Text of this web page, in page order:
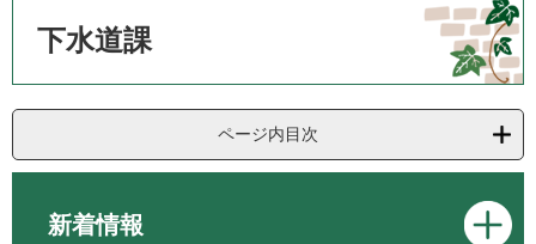
文
へ
下水道課
ページ内目次
新着情報